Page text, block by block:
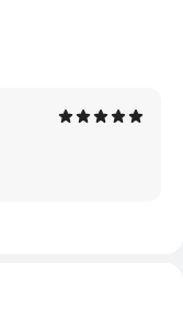
задумываются о
смартфонов и
в местах с